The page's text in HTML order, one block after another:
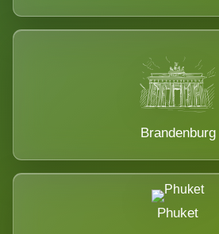
Brandenburg
Phuket